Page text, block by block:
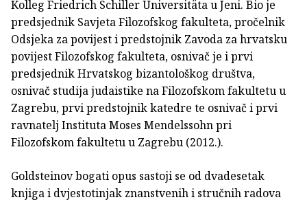
Kolleg Friedrich Schiller Universitäta u Jeni. Bio je
predsjednik Savjeta Filozofskog fakulteta, pročelnik
Odsjeka za povijest i predstojnik Zavoda za hrvatsku
povijest Filozofskog fakulteta, osnivač je i prvi
predsjednik Hrvatskog bizantološkog društva,
osnivač studija judaistike na Filozofskom fakultetu u
Zagrebu, prvi predstojnik katedre te osnivač i prvi
ravnatelj Instituta Moses Mendelssohn pri
Filozofskom fakultetu u Zagrebu (2012.).
Goldsteinov bogati opus sastoji se od dvadesetak
knjiga i dvjestotinjak znanstvenih i stručnih radova